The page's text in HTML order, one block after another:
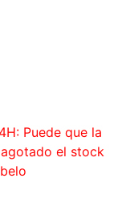
Puede que la
el stock